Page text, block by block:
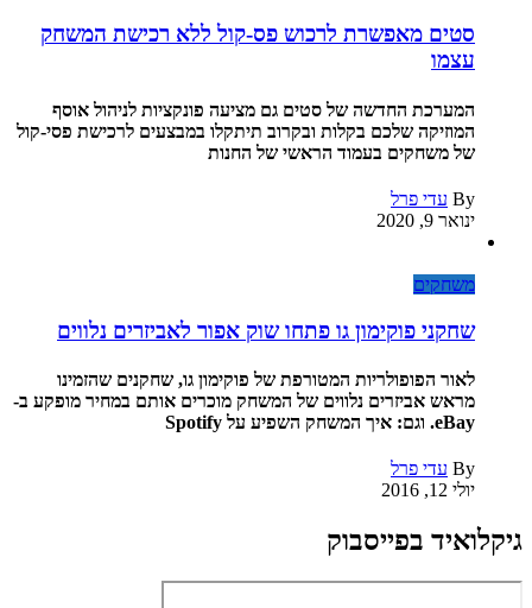
סטים מאפשרת לרכוש פס-קול ללא רכישת המשחק
עצמו
המערכת החדשה של סטים גם מציעה פונקציות לניהול אוסף
המוזיקה שלכם בקלות ובקרוב תיתקלו במבצעים לרכישת פסי-קול
של משחקים בעמוד הראשי של החנות
By עדי פרל
ינואר 9, 2020
משחקים
שחקני פוקימון גו פתחו שוק אפור לאביזרים נלווים
לאור הפופולריות המטורפת של פוקימון גו, שחקנים שהזמינו
מראש אביזרים נלווים של המשחק מוכרים אותם במחיר מופקע ב-
eBay. וגם: איך המשחק השפיע על Spotify
By עדי פרל
יולי 12, 2016
גיקלואיד בפייסבוק